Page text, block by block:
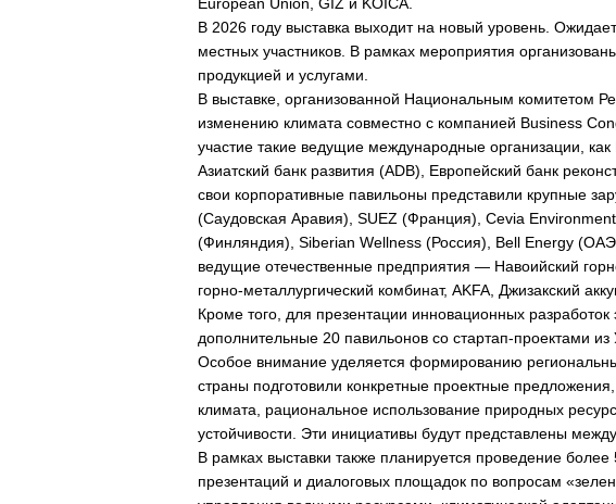
В 2026 году выставка выходит на новый уровень.
местных участников. В рамках мероприятия
продукцией и услугами.
В выставке, организованной Национальным комитетом
изменению климата совместно с компанией Business
участие такие ведущие международные организации, как
Азиатский банк развития (ADB), Европейский банк
свои корпоративные павильоны представили крупные
(Саудовская Аравия), SUEZ (Франция), Cevia
(Финляндия), Siberian Wellness (Россия), Bell Energy
ведущие отечественные предприятия — Навоийский
горно-металлургический комбинат, AKFA, Джизакский
Кроме того, для презентации инновационных разработок
дополнительные 20 павильонов со стартап-проектами из
Особое внимание уделяется формированию
страны подготовили конкретные проектные
климата, рациональное использование природных
устойчивости. Эти инициативы будут представлены
В рамках выставки также планируется проведение
презентаций и диалоговых площадок по вопросам